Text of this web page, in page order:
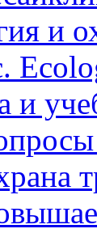
и
и